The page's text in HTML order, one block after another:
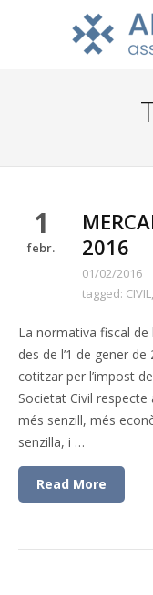
1
febr.
2016
01/02/2016
tagged: CIVIL,
La normativa fiscal
des de l’1 de gener
cotitzar per l’impost
Societat Civil
més senzill, més
senzilla, i …
Read More